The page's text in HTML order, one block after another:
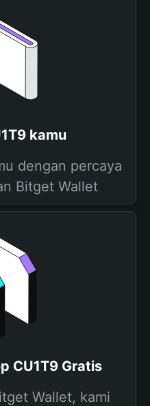
kamu
dengan percaya
Bitget Wallet
CU1T9 Gratis
Wallet, kami